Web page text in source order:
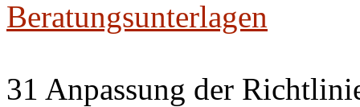
Beratungsunterlagen
31 Anpassung der